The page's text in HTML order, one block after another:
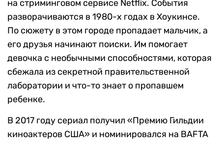
на стриминговом сервисе Netflix. События
разворачиваются в 1980-х годах в Хоукинсе.
По сюжету в этом городе пропадает мальчик, а
его друзья начинают поиски. Им помогает
девочка с необычными способностями, которая
сбежала из секретной правительственной
лаборатории и что-то знает о пропавшем
ребенке.
В 2017 году сериал получил «Премию Гильдии
киноактеров США» и номинировался на BAFTA